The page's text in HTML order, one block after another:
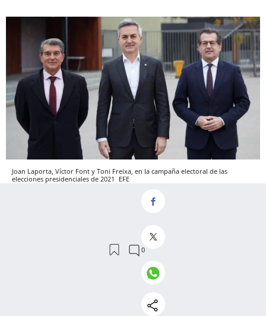
Joan Laporta, Víctor Font y Toni Freixa, en la campaña electoral de las
elecciones presidenciales de 2021
EFE
En 2021, ya terminó la carrera electoral tercero, con
movimientos en firme, peromuchos esperan que el
abogado catalán se presente para ayudar a
. El letrado recomendado por Alejandro
a su homólogo ante los medios y en las redes durante